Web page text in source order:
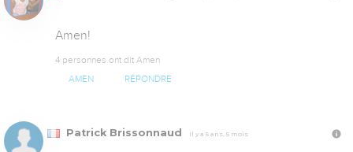
Amen!
4 personnes ont dit Amen
AMEN RÉPONDRE
Patrick Brissonnaud Il y a 5 ans, 5 mois